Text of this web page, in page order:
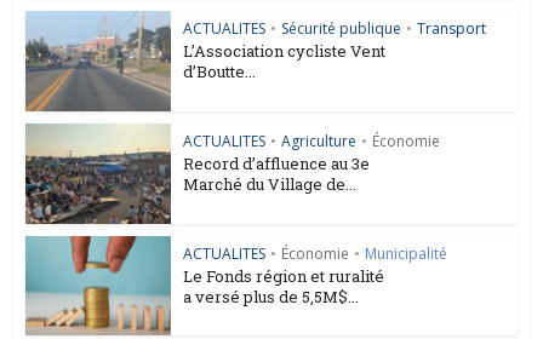
ACTUALITES • Sécurité publique • Transport
L’Association cycliste Vent
d’Boutte...
ACTUALITES • Agriculture • Économie
Record d’affluence au 3e
Marché du Village de...
ACTUALITES • Économie • Municipalité
Le Fonds région et ruralité
a versé plus de 5,5M$...